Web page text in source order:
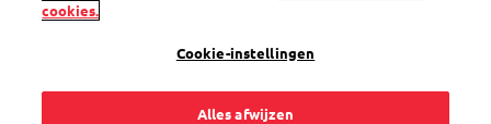
cookies.
Cookie-instellingen
Alles afwijzen